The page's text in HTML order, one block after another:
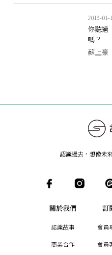
2019-01-
你聽過
嗎？
蘇上豪
認識過去，想像未來
關於我們
認識故事
商業合作
訂
會員
會員